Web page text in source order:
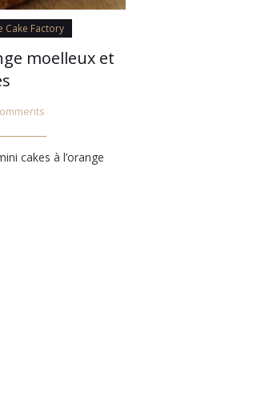
Cake Factory
moelleux et
cakes à l’orange